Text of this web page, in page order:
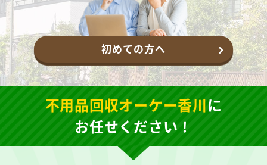
初めての方へ
不用品回収オーケー香川に
お任せください！